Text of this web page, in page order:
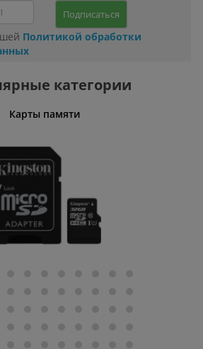
Подписаться
Политикой обработки
категории
Карты памяти